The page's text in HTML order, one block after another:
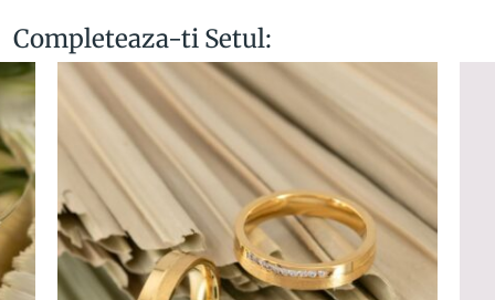
Completeaza-ti Setul: